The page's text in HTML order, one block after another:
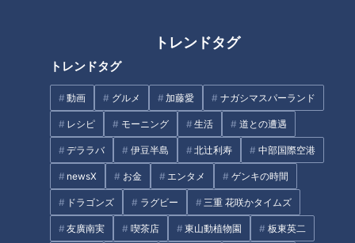
トレンドタグ
トレンドタグ
動画 グルメ 加藤愛 ナガシマスパーランド
レシピ モーニング 生活 道との遭遇
デララバ 伊豆半島 北辻利寿 中部国際空港
newsX お金 エンタメ ゲンキの時間
ドラゴンズ ラグビー 三重 花咲かタイムズ
友廣南実 喫茶店 東山動植物園 板東英二
をご紹介
湯けむりスイーツがいただける
お洒落な複合ショップ『昼神キ
竜党として中田翔の引退発表に
思う「なぜ今？」「なぜファイ
ターズのユニホーム？」